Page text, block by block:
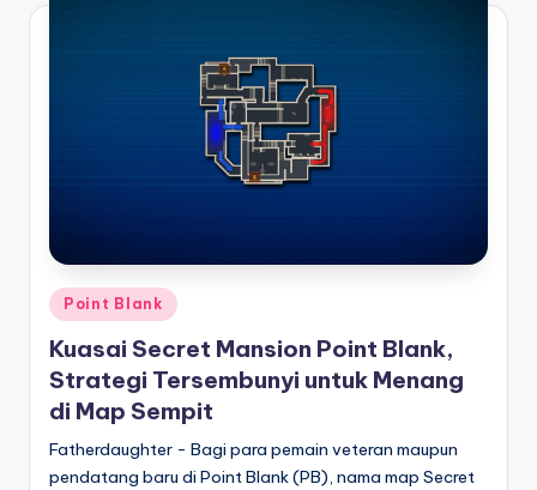
Posted
in
Point Blank
Kuasai Secret Mansion Point Blank,
Strategi Tersembunyi untuk Menang
di Map Sempit
Fatherdaughter - Bagi para pemain veteran maupun
pendatang baru di Point Blank (PB), nama map Secret